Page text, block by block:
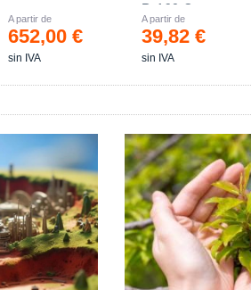
A partir de
652,00 €
sin IVA
Ref.90-C
A partir de
39,82 €
sin IVA